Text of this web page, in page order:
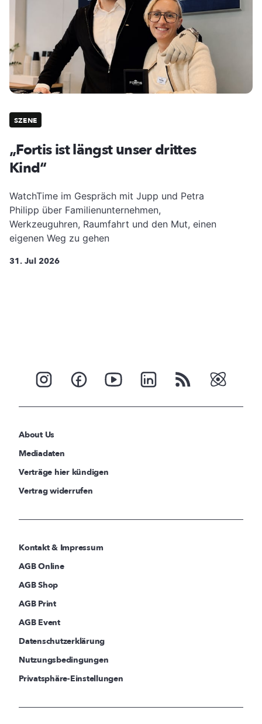
SZENE
„Fortis ist längst unser drittes
Kind“
WatchTime im Gespräch mit Jupp und Petra
Philipp über Familienunternehmen,
Werkzeuguhren, Raumfahrt und den Mut, einen
eigenen Weg zu gehen
31. Jul 2026
About Us
Mediadaten
Verträge hier kündigen
Vertrag widerrufen
Kontakt & Impressum
AGB Online
AGB Shop
AGB Print
AGB Event
Datenschutzerklärung
Nutzungsbedingungen
Privatsphäre-Einstellungen